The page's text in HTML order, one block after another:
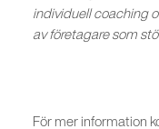
individuell coaching
av företagare som
För mer information